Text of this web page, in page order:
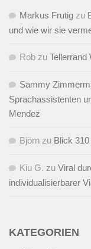
Markus Frutig zu
und wie wir sie
Rob zu Tellerrand
Sammy
Sprachassistenten
Mendez
Björn zu Blick
Kiu G. zu Viral
individualisierbarer
KATEGORIEN